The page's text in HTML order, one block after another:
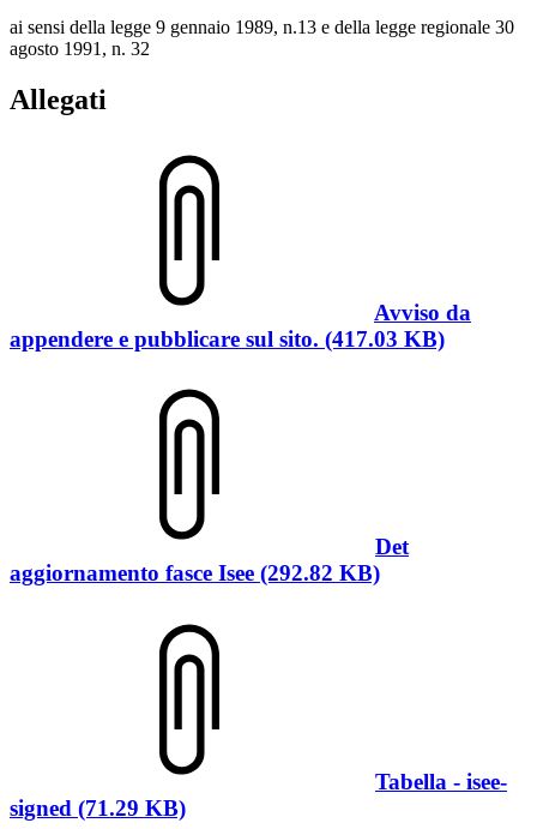
ai sensi della legge 9 gennaio 1989, n.13 e della legge regionale 30
agosto 1991, n. 32
Allegati
Avviso da
appendere e pubblicare sul sito. (417.03 KB)
Det
aggiornamento fasce Isee (292.82 KB)
Tabella - isee-
signed (71.29 KB)